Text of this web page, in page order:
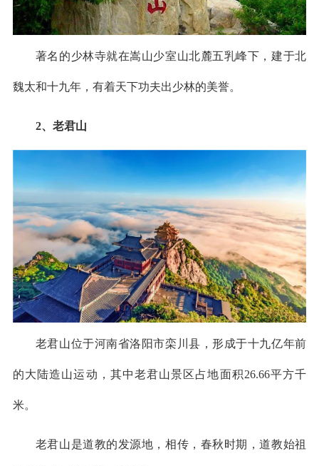
著名的少林寺就在嵩山少室山北麓五乳峰下，建于北
魏太和十九年，有着天下功夫出少林的美誉。
2、老君山
老君山位于河南省洛阳市栾川县，形成于十九亿年前
的大陆造山运动，其中老君山景区占地面积26.66平方千
米。
老君山是道教的发源地，相传，春秋时期，道教始祖